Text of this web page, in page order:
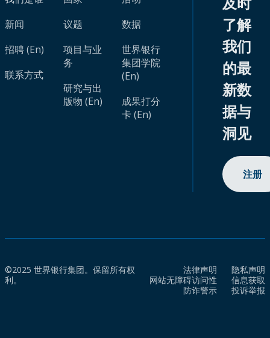
新闻
招聘 (En)
联系方式
议题
项目与业
务
研究与出
版物 (En)
数据
世界银行
集团学院
(En)
成果打分
卡 (En)
了解
我们
的最
新数
据与
洞见
注册
©2025 世界银行集团。保留所有权
利。
法律声明
隐私声明
网站无障碍访问性
信息获取
防诈警示
投诉举报